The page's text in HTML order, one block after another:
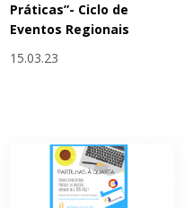
Práticas”- Ciclo de
Eventos Regionais
15.03.23